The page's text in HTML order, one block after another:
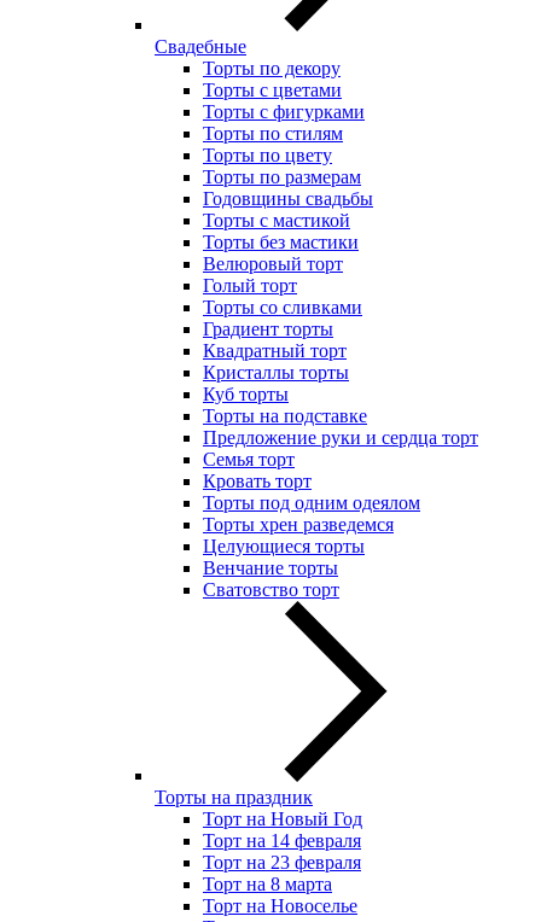
Свадебные
Торты по декору
Торты с цветами
Торты с фигурками
Торты по стилям
Торты по цвету
Торты по размерам
Годовщины свадьбы
Торты с мастикой
Торты без мастики
Велюровый торт
Голый торт
Торты со сливками
Градиент торты
Квадратный торт
Кристаллы торты
Куб торты
Торты на подставке
Предложение руки и сердца торт
Семья торт
Кровать торт
Торты под одним одеялом
Торты хрен разведемся
Целующиеся торты
Венчание торты
Сватовство торт
Торты на праздник
Торт на Новый Год
Торт на 14 февраля
Торт на 23 февраля
Торт на 8 марта
Торт на Новоселье